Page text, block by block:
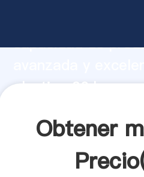
capacidad de
plastico 20 hp
Obtener